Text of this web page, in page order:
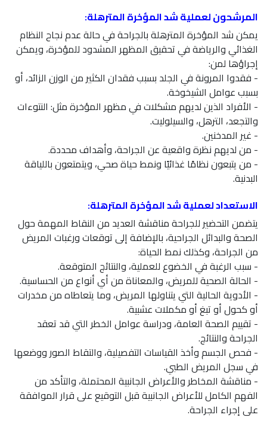
المرشحون لعملية شد المؤخرة المترهلة:
يمكن شد المؤخرة المترهلة بالجراحة في حالة عدم نجاح النظام
الغذائي والرياضة في تحقيق المظهر المشدود للمؤخرة، ويمكن
إجراؤها لمن:
- فقدوا المرونة في الجلد بسبب فقدان الكثير من الوزن الزائد، أو
بسبب عوامل الشيخوخة.
- الأفراد الذين لديهم مشكلات في مظهر المؤخرة مثل: النتوءات
والتجعد، الترهل، والسيلوليت.
- غير المدخنين.
- من لديهم نظرة واقعية عن الجراحة، وأهداف محددة.
- من يتبعون نظامًا غذائيًا ونمط حياة صحي، ويتمتعون باللياقة
البدنية.
الاستعداد لعملية شد المؤخرة المترهلة:
يتضمن التحضير للجراحة مناقشة العديد من النقاط المهمة حول
الصحة والبدائل الجراحية، بالإضافة إلى توقعات ورغبات المريض
من الجراحة، وكذلك نمط الحياة:
- سبب الرغبة في الخضوع للعملية، والنتائج المتوقعة.
- الحالة الصحية للمريض، والمعاناة من أي أنواع من الحساسية.
- الأدوية الحالية التي يتناولها المريض، وما يتعاطاه من مخدرات
أو كحول أو تبغ أو مكملات عشبية.
- تقييم الصحة العامة، ودراسة عوامل الخطر التي قد تعقد
الجراحة والنتائج.
- فحص الجسم وأخذ القياسات التفصيلية، والتقاط الصور ووضعها
في سجل المريض الطبي.
- مناقشة المخاطر والأعراض الجانبية المحتملة، والتأكد من
الفهم الكامل للأعراض الجانبية قبل التوقيع على قرار الموافقة
على إجراء الجراحة.